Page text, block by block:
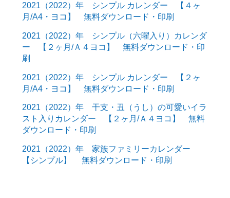
2021（2022）年 シンプル カレンダー 【４ヶ
月/A4・ヨコ】 無料ダウンロード・印刷
2021（2022）年 シンプル（六曜入り）カレンダ
ー 【２ヶ月/Ａ４ヨコ】 無料ダウンロード・印
刷
2021（2022）年 シンプル カレンダー 【２ヶ
月/A4・ヨコ】 無料ダウンロード・印刷
2021（2022）年 干支・丑（うし）の可愛いイラ
スト入りカレンダー 【２ヶ月/Ａ４ヨコ】 無料
ダウンロード・印刷
2021（2022）年 家族ファミリーカレンダー
【シンプル】 無料ダウンロード・印刷